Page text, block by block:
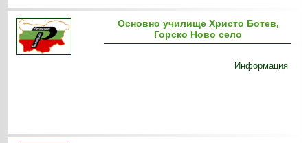
Основно училище Христо Ботев,
Горско Ново село
Информация